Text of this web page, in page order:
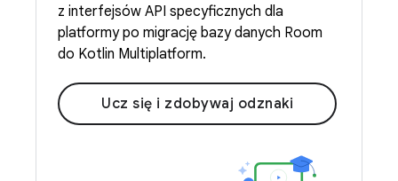
z interfejsów API specyficznych dla
platformy po migrację bazy danych Room
do Kotlin Multiplatform.
Ucz się i zdobywaj odznaki